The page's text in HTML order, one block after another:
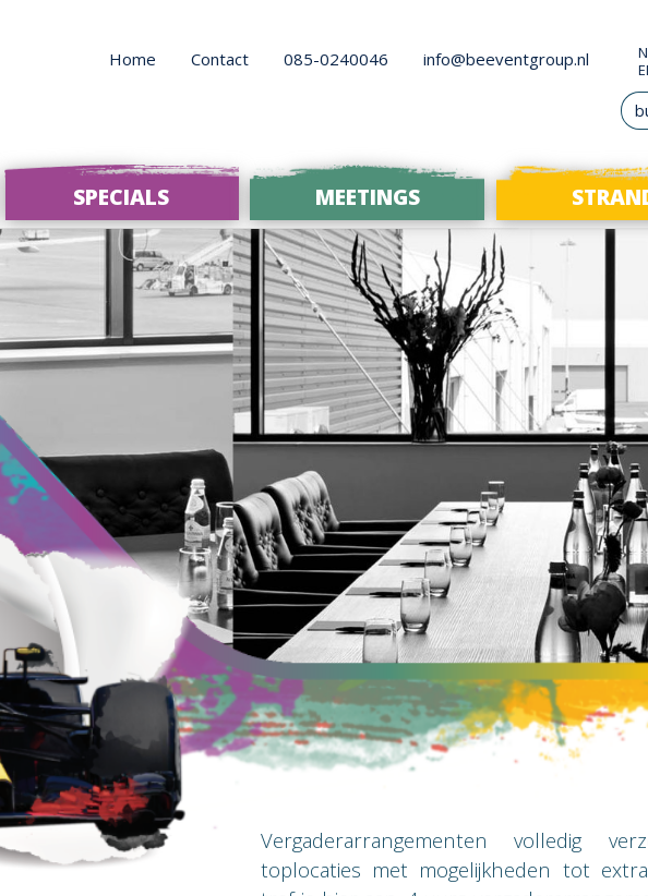
info@beeventgroup.nl
085-0240046
Contact
Home
SPECIALS MEETINGS
Vergaderarrangementen volledig
toplocaties met mogelijkheden tot extra